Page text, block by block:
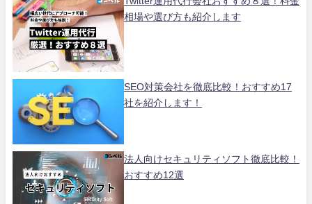
相場や選び方も紹介します
SEO対策会社を徹底比較！おすすめ17
社を紹介します！
法人向けセキュリティソフト徹底比較！
おすすめ12選